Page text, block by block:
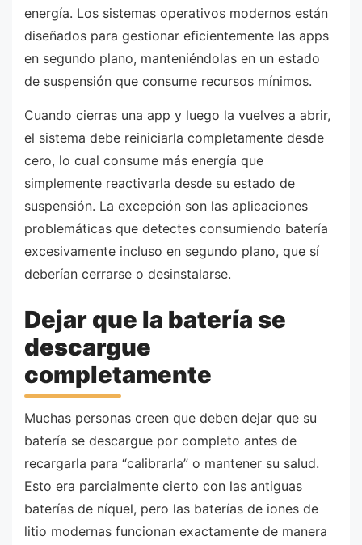
energía. Los sistemas operativos modernos están
diseñados para gestionar eficientemente las apps
en segundo plano, manteniéndolas en un estado
de suspensión que consume recursos mínimos.
Cuando cierras una app y luego la vuelves a abrir,
el sistema debe reiniciarla completamente desde
cero, lo cual consume más energía que
simplemente reactivarla desde su estado de
suspensión. La excepción son las aplicaciones
problemáticas que detectes consumiendo batería
excesivamente incluso en segundo plano, que sí
deberían cerrarse o desinstalarse.
Dejar que la batería se
descargue
completamente
Muchas personas creen que deben dejar que su
batería se descargue por completo antes de
recargarla para “calibrarla” o mantener su salud.
Esto era parcialmente cierto con las antiguas
baterías de níquel, pero las baterías de iones de
litio modernas funcionan exactamente de manera